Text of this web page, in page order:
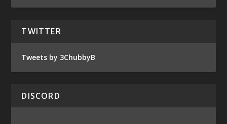
TWITTER
Tweets by 3ChubbyB
DISCORD